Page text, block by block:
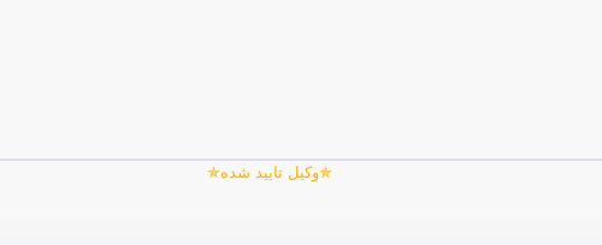
✯وکیل تایید شده✯